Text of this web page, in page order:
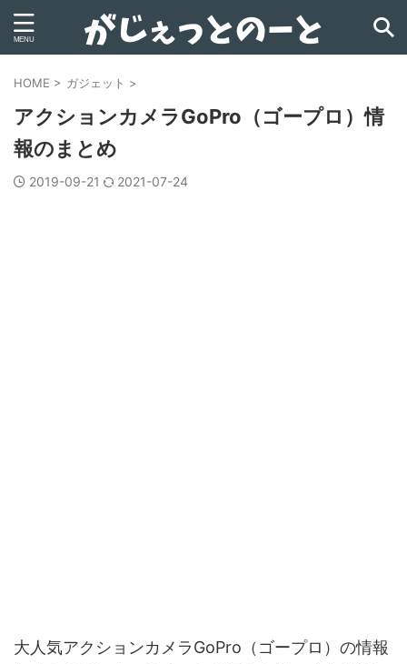
HOME > ガジェット >
アクションカメラGoPro（ゴープロ）情
報のまとめ
2019-09-21 2021-07-24
大人気アクションカメラGoPro（ゴープロ）の情報